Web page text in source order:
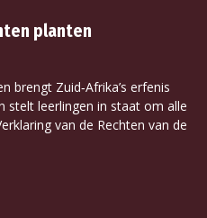
planten
brengt Zuid‑Afrika’s erfenis
stelt leerlingen in staat om alle
van de Rechten van de